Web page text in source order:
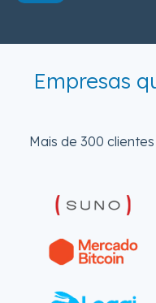
Empresas
Mais de 300